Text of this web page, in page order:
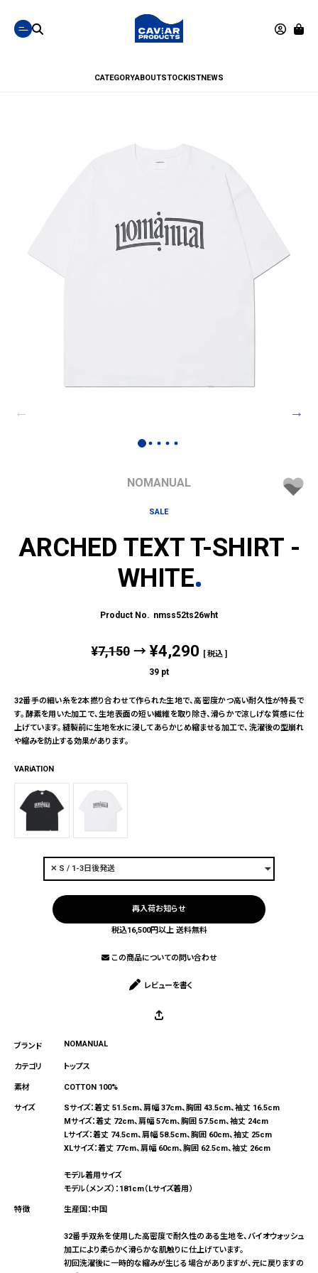
CATEGORYABOUTSTOCKISTNEWS
NOMANUAL
SALE
ARCHED TEXT T-SHIRT -
WHITE
nmss52ts26wht
¥7,150 → ¥4,290 税込
39 pt
32番手の細い糸を2本撚り合わせて作られた生地で、高密度かつ高い耐久性が特長で
す。酵素を用いた加工で、生地表面の短い繊維を取り除き、滑らかで涼しげな質感に仕
上げています。縫製前に生地を水に浸してあらかじめ縮ませる加工で、洗濯後の型崩れ
や縮みを防止する効果があります。
VARiATION
再入荷お知らせ
税込16,500円以上 送料無料
この商品についての問い合わせ
レビューを書く
NOMANUAL
トップス
COTTON 100%
Sサイズ：着丈 51.5cm、肩幅 37cm、胸囲 43.5cm、袖丈 16.5cm
Mサイズ：着丈 72cm、肩幅 57cm、胸囲 57.5cm、袖丈 24cm
Lサイズ：着丈 74.5cm、肩幅 58.5cm、胸囲 60cm、袖丈 25cm
XLサイズ：着丈 77cm、肩幅 60cm、胸囲 62.5cm、袖丈 26cm
モデル着用サイズ
モデル（メンズ）：181cm（Lサイズ着用）
生産国：中国
32番手双糸を使用した高密度で耐久性のある生地を、バイオウォッシュ
加工により柔らかく滑らかな肌触りに仕上げています。
初回洗濯後に一時的な縮みが生じる場合がありますが、元に戻りますの